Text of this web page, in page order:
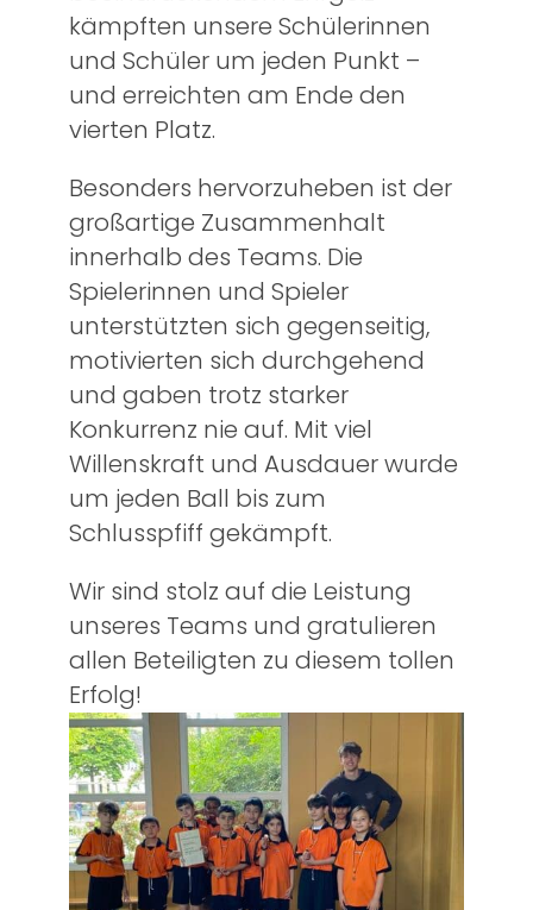
kämpften unsere Schülerinnen
und Schüler um jeden Punkt –
und erreichten am Ende den
vierten Platz.
Besonders hervorzuheben ist der
großartige Zusammenhalt
innerhalb des Teams. Die
Spielerinnen und Spieler
unterstützten sich gegenseitig,
motivierten sich durchgehend
und gaben trotz starker
Konkurrenz nie auf. Mit viel
Willenskraft und Ausdauer wurde
um jeden Ball bis zum
Schlusspfiff gekämpft.
Wir sind stolz auf die Leistung
unseres Teams und gratulieren
allen Beteiligten zu diesem tollen
Erfolg!